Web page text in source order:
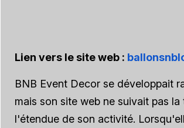
Lien vers le site web :
BNB Event Decor se développait
mais son site web ne suivait pas la
l'étendue de son activité.